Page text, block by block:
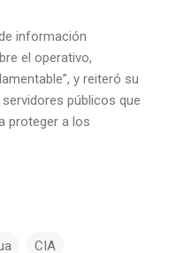
información
el operativo,
y reiteró su
públicos que
proteger a los
CIA